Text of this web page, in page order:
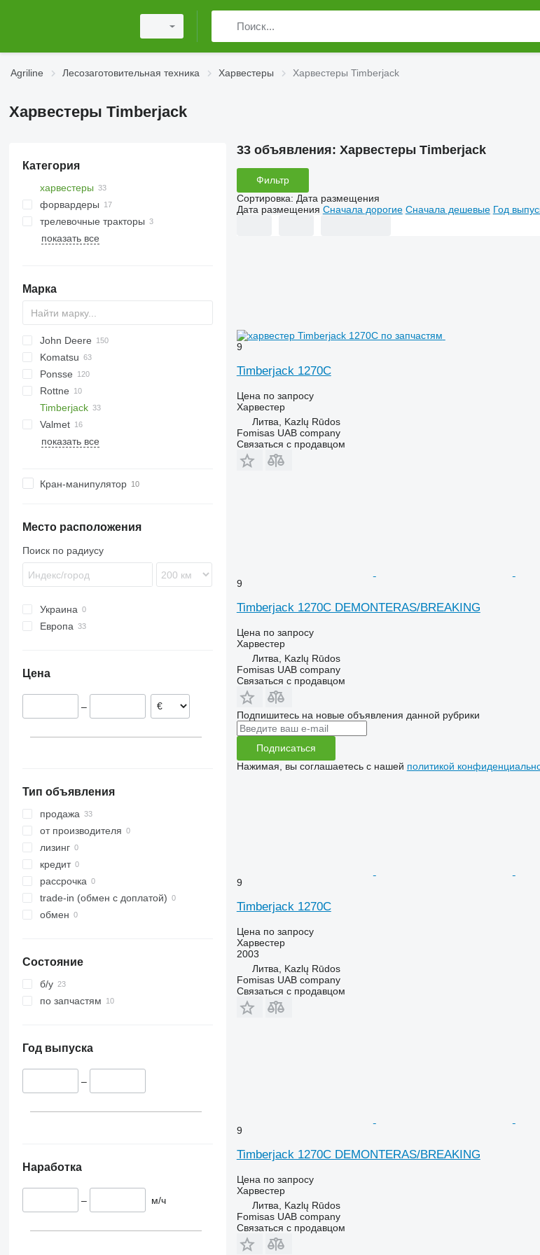
Agriline Лесозаготовительная техника Харвестеры Харвестеры Timberjack
Харвестеры Timberjack
Категория
харвестеры
форвардеры
трелевочные тракторы
показать все
Марка
560
590
Katana
John Deere
1070 E
1110
1170 E
1170 G
1210
1270
H-series
Komatsu
K-series
8H GT
12H GTE
LB
Ponsse
Bear
Beaver
Elk
Ergo
Rottne
H-series
HR46
Timberjack
870
1070
Valmet
901
показать все
Кран-манипулятор
Место расположения
Поиск по радиусу
Украина
Европа
Финляндия
Нидерланды
Цена
–
Тип объявления
продажа
от производителя
лизинг
кредит
рассрочка
trade-in (обмен с доплатой)
обмен
Состояние
б/у
по запчастям
Год выпуска
–
Наработка
– м/ч
33 объявления: Харвестеры Timberjack
Фильтр
Сортировка: Дата размещения
Дата размещения Сначала дорогие Сначала дешевые Год
9
Timberjack 1270C
Цена по запросу
Харвестер
Литва, Kazlų Rūdos
Fomisas UAB company
Связаться с продавцом
9
Timberjack 1270C DEMONTERAS/BREAKING
Цена по запросу
Харвестер
Литва, Kazlų Rūdos
Fomisas UAB company
Связаться с продавцом
Подпишитесь на новые объявления данной рубрики
Подписаться
Нажимая, вы соглашаетесь с нашей политикой
9
Timberjack 1270C
Цена по запросу
Харвестер
2003
Литва, Kazlų Rūdos
Fomisas UAB company
Связаться с продавцом
9
Timberjack 1270C DEMONTERAS/BREAKING
Цена по запросу
Харвестер
Литва, Kazlų Rūdos
Fomisas UAB company
Связаться с продавцом